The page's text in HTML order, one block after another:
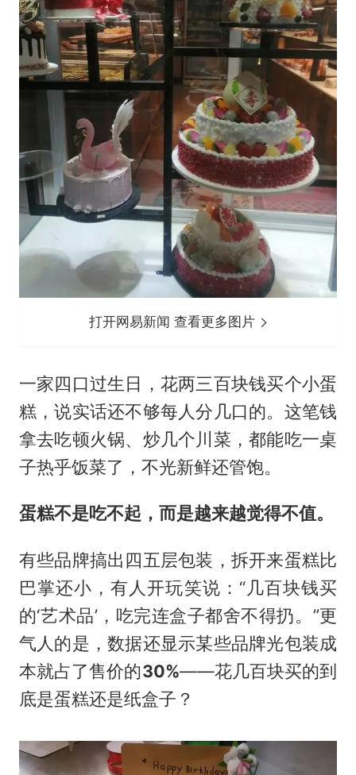
打开网易新闻 查看更多图片
一家四口过生日，花两三百块钱买个小蛋
糕，说实话还不够每人分几口的。这笔钱
拿去吃顿火锅、炒几个川菜，都能吃一桌
子热乎饭菜了，不光新鲜还管饱。
蛋糕不是吃不起，而是越来越觉得不值。
有些品牌搞出四五层包装，拆开来蛋糕比
巴掌还小，有人开玩笑说：“几百块钱买
的‘艺术品’，吃完连盒子都舍不得扔。”更
气人的是，数据还显示某些品牌光包装成
本就占了售价的30%——花几百块买的到
底是蛋糕还是纸盒子？